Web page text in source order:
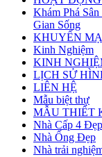
Khám Phá
Gian Sống
KHUYẾN
Kinh Nghiệm
KINH
LỊCH SỬ
LIÊN HỆ
Mẫu biệt thự
MẪU THIẾT
Nhà Cấp 4 Đẹp
Nhà Ống Đẹp
Nhà trải